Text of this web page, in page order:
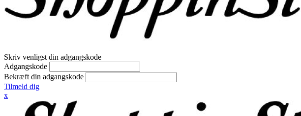
Skriv venligst din adgangskode
Adgangskode
Bekræft din adgangskode
Tilmeld dig
x